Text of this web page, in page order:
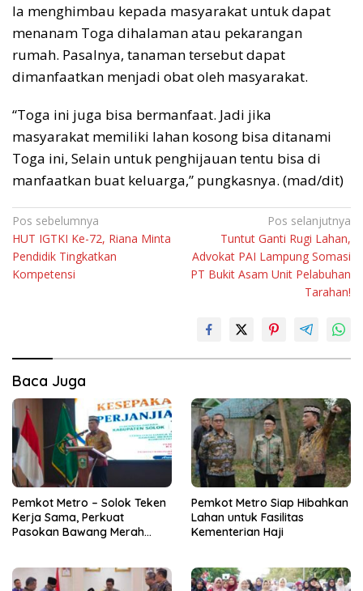
Ia menghimbau kepada masyarakat untuk dapat
menanam Toga dihalaman atau pekarangan
rumah. Pasalnya, tanaman tersebut dapat
dimanfaatkan menjadi obat oleh masyarakat.
“Toga ini juga bisa bermanfaat. Jadi jika
masyarakat memiliki lahan kosong bisa ditanami
Toga ini, Selain untuk penghijauan tentu bisa di
manfaatkan buat keluarga,” pungkasnya. (mad/dit)
Navigasi
pos
Pos sebelumnya
HUT IGTKI Ke-72, Riana Minta
Pendidik Tingkatkan
Kompetensi
Pos selanjutnya
Tuntut Ganti Rugi Lahan,
Advokat PAI Lampung Somasi
PT Bukit Asam Unit Pelabuhan
Tarahan!
Baca Juga
Pemkot Metro – Solok Teken
Kerja Sama, Perkuat
Pasokan Bawang Merah
Pemkot Metro Siap Hibahkan
Lahan untuk Fasilitas
Kementerian Haji